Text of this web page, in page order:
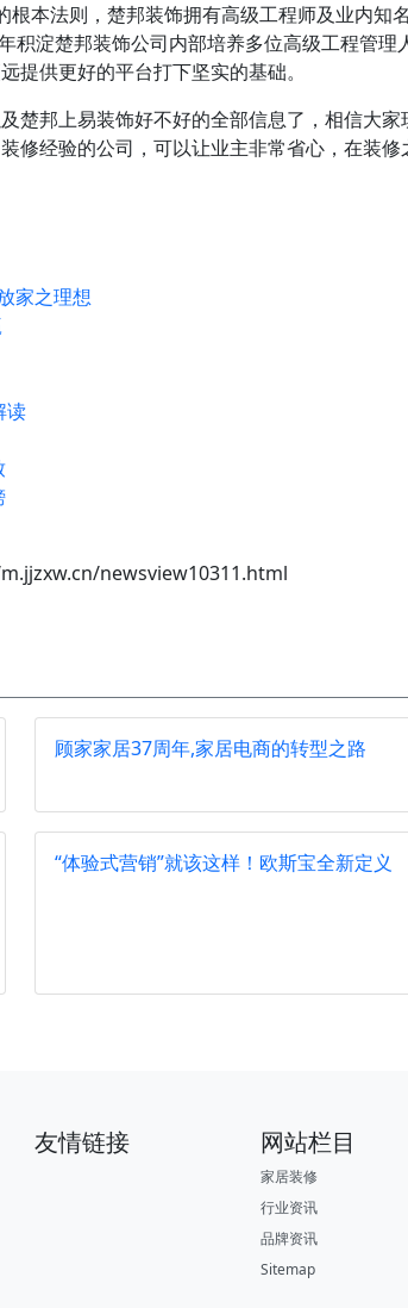
本法则，楚邦装饰拥有高级工程师及业内知
积淀楚邦装饰公司内部培养多位高级工程管理
提供更好的平台打下坚实的基础。
楚邦上易装饰好不好的全部信息了，相信大家
修经验的公司，可以让业主非常省心，在装修
家之理想
读
newsview10311.html
顾家家居37周年,家居电商的转型之路
“体验式营销”就该这样！欧斯宝全新定义
友情链接 网站栏目
家居装修
行业资讯
品牌资讯
Sitemap